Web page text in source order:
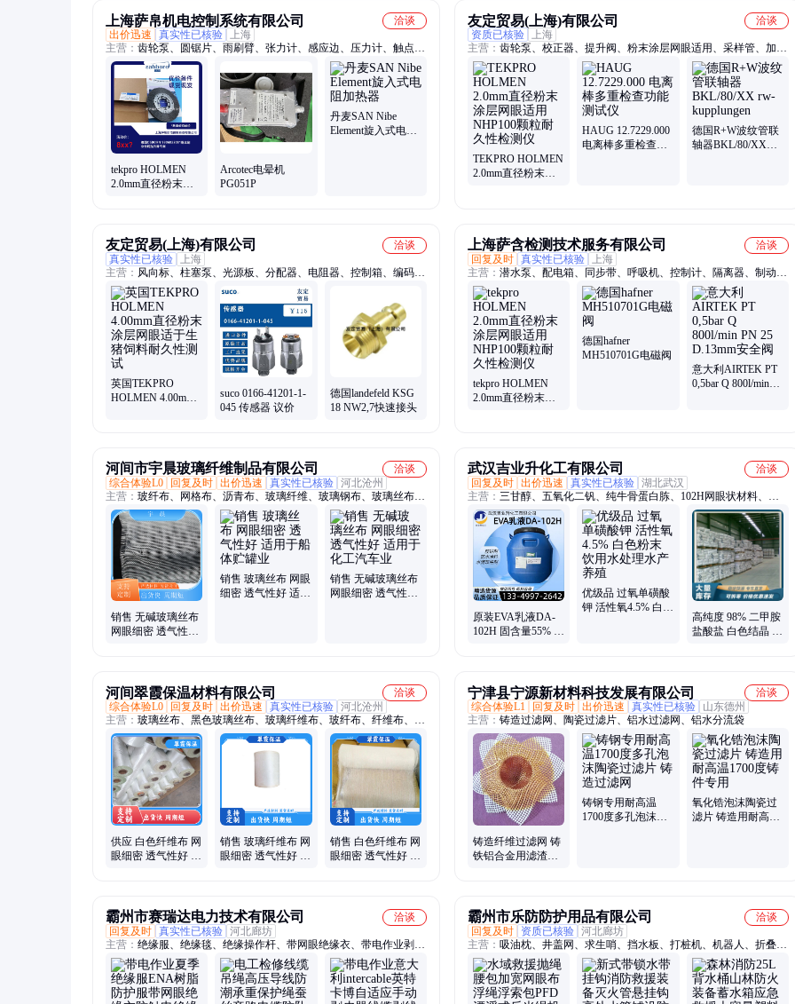
上海萨帛机电控制系统有限公司
洽谈
出价迅速
真实性已核验
上海
主营： 齿轮泵、圆锯片、雨刷臂、张力计、感应边、压力计、触点
块、输出头、隔膜泵、气动阀、凹印机、光栅尺、灯模块、电机轴、
工具架、磁开关、减速机、齿轮箱、配电箱、钻铣头、电磁阀、止回
阀、浸没泵、变速箱、加热器
tekpro HOLMEN
2.0mm直径粉末涂
Arcotec电晕机
PG051P
丹麦SAN Nibe
Element旋入式电阻
友定贸易(上海)有限公司
洽谈
资质已核验
上海
主营： 齿轮泵、校正器、提升阀、粉末涂层网眼适用、采样管、加热
器、分析仪、圆锯片、温控阀、接收器、压力计、雨刮器、驱动泵、
温度计、雾化器、计量泵、激光器、气动阀、比例阀、计量阀、单向
阀、减速机、齿轮箱、指示器、电磁阀、转速表
TEKPRO HOLMEN
2.0mm直径粉末涂
HAUG 12.7229.000
电离棒多重检查功
德国R+W波纹管联
轴器BKL/80/XX
友定贸易(上海)有限公司
洽谈
真实性已核验
上海
主营： 风向标、柱塞泵、光源板、分配器、电阻器、控制箱、编码
器、继电器、风向仪、风速仪、冷却套、液位计、476.378ub、蠕动
泵、累时器、320x230x110、流量开关、温度开关、接近开关、风向
传感器、00.16103.300000、工业内视镜、风速传感器、安全离合器、
压力传感器
英国TEKPRO
HOLMEN 4.00mm
suco 0166-41201-1-
045 传感器 议价
德国landefeld KSG
18 NW2,7快速接头
上海萨含检测技术服务有限公司
洽谈
回复及时 真实性已核验
上海
主营： 潜水泵、配电箱、同步带、呼吸机、控制计、隔离器、制动
器、分流阀、压力计、连接器、交换机、传感器、编码器、熔断器、
蒸发器、流量计、继电器、伺服阀、电磁铁、限压阀、换向阀、多路
阀、阻尼器、减压阀、安全阀
tekpro HOLMEN
2.0mm直径粉末涂
德国hafner
MH510701G电磁阀
意大利AIRTEK PT
0,5bar Q 800l/min
河间市宇晨玻璃纤维制品有限公司
洽谈
综合体验L0
回复及时 出价迅速 真实性已核验 河北沧州
主营： 玻纤布、网格布、沥青布、玻璃纤维、玻璃钢布、玻璃丝布、
碳纤维布、玻璃纤维布、无碱玻璃丝布、中碱玻璃丝布、玻璃纤维布
带、外墙网格布、黑色玻璃纤维布、保温玻璃丝布、玻璃纤维带、金
锅网格布、内墙网格布、工地网格布、土锅网格布
销售 无碱玻璃丝布
网眼细密 透气性好
销售 玻璃丝布 网眼
细密 透气性好 适用
销售 无碱玻璃丝布
网眼细密 透气性好
武汉吉业升化工有限公司
洽谈
回复及时 出价迅速 真实性已核验 湖北武汉
主营： 三甘醇、五氧化二钒、纯牛骨蛋白胨、102H网眼状材料、牛
油脂肪酸、氯偏乳液、苄基胂酸、漂粉精、苯甲醇、草酸镍、磷酸、
六氟磷酸钾、次氯酸钙、钯碳、草酸钛钾、粘土固化剂、福美钠、戊
二醛、碳酸钡、硝酸异辛酯、二甲基二硫代氨基甲酸、四氧化三铅、
氯化锌、松醇油、磺化油、氟化氢钾
原装EVA乳液DA-
102H 固含量55% 塑
优级品 过氧单磺酸
钾 活性氧4.5% 白色
高纯度 98% 二甲胺
盐酸盐 白色结晶 镁
河间翠霞保温材料有限公司
洽谈
综合体验L0
回复及时 出价迅速 真实性已核验 河北沧州
主营： 玻璃丝布、黑色玻璃丝布、玻璃纤维布、玻纤布、纤维布、玻
璃纤维带、防腐布、电子布、玻璃钢布、沥青布
供应 白色纤维布 网
眼细密 透气性好 适
销售 玻璃纤维布 网
眼细密 透气性好 适
销售 白色纤维布 网
眼细密 透气性好 适
宁津县宁源新材料科技发展有限公司
洽谈
综合体验L1
回复及时 出价迅速 真实性已核验
山东德州
主营： 铸造过滤网、陶瓷过滤片、铝水过滤网、铝水分流袋
铸造纤维过滤网 铸
铁铝合金用滤渣挡
铸钢专用耐高温
1700度多孔泡沫陶
氧化锆泡沫陶瓷过
滤片 铸造用耐高温
霸州市赛瑞达电力技术有限公司
洽谈
回复及时 真实性已核验 河北廊坊
主营： 绝缘服、绝缘毯、绝缘操作杆、带网眼绝缘衣、带电作业剥皮
器、机动绞磨、电力牵引绳、蚕丝绳、旁路电缆、绝缘子卡具、绝缘
跨越架、导线遮蔽罩、绝缘挡板、射枪操作杆、绝缘平台、绝缘断线
剪、旁路电缆支架、绝缘滑车、消弧开关、卡线器、无线遥控切刀、
霸州市乐防防护用品有限公司
洽谈
回复及时
资质已核验 河北廊坊
主营： 吸油枕、井盖网、求生哨、挡水板、打桩机、机器人、折叠
船、泡沫圈、折叠床、堵塞器、过滤网、雨量器、静力绳、彩条布、
堵水墙、隔油带、土工膜、救生圈、橡皮艇、消防镐、呼叫器、防洪
板、应急船、喊话器、防潮垫